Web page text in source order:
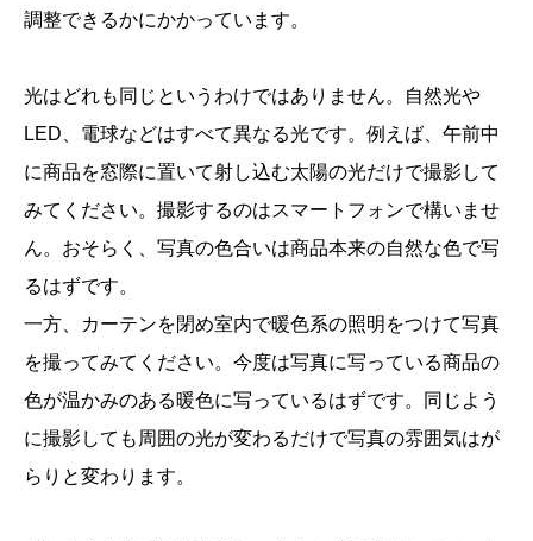
調整できるかにかかっています。
光はどれも同じというわけではありません。自然光や
LED、電球などはすべて異なる光です。例えば、午前中
に商品を窓際に置いて射し込む太陽の光だけで撮影して
みてください。撮影するのはスマートフォンで構いませ
ん。おそらく、写真の色合いは商品本来の自然な色で写
るはずです。
一方、カーテンを閉め室内で暖色系の照明をつけて写真
を撮ってみてください。今度は写真に写っている商品の
色が温かみのある暖色に写っているはずです。同じよう
に撮影しても周囲の光が変わるだけで写真の雰囲気はが
らりと変わります。